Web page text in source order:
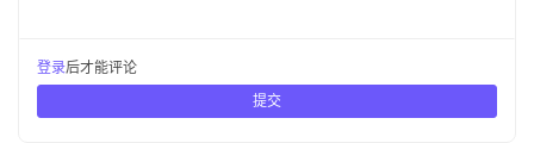
登录后才能评论
提交